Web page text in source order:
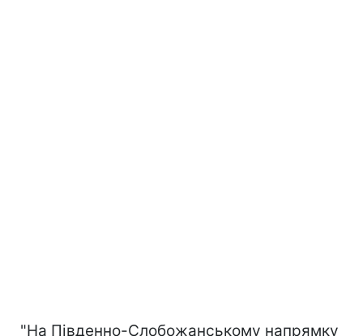
"На Південно-Слобожанському напрямку